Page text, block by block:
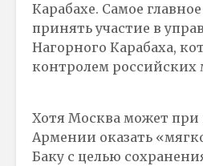
Карабахе. Самое
принять участие в
Нагорного Карабаха,
контролем российских
Хотя Москва может при
Армении оказать
Баку с целью